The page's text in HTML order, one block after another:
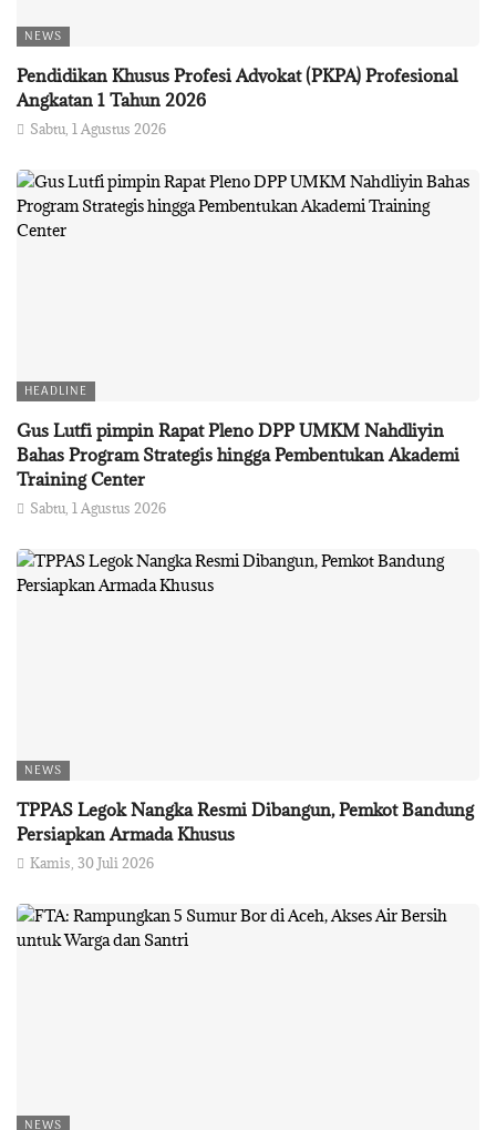
NEWS
Pendidikan Khusus Profesi Advokat (PKPA) Profesional
Angkatan 1 Tahun 2026
Sabtu, 1 Agustus 2026
HEADLINE
Gus Lutfi pimpin Rapat Pleno DPP UMKM Nahdliyin
Bahas Program Strategis hingga Pembentukan Akademi
Training Center
Sabtu, 1 Agustus 2026
NEWS
TPPAS Legok Nangka Resmi Dibangun, Pemkot Bandung
Persiapkan Armada Khusus
Kamis, 30 Juli 2026
NEWS